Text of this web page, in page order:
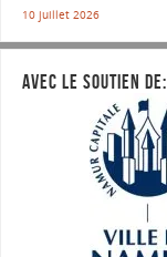
10 juillet 2026
AVEC LE SOUTIEN DE: